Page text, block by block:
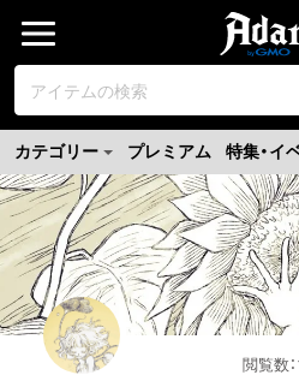
カテゴリー プレミアム 特集・イ
閲覧数 ：